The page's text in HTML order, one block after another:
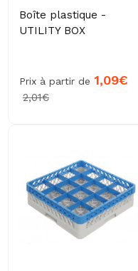
Boîte plastique -
UTILITY BOX
Prix à partir de 1,09€
2,01€